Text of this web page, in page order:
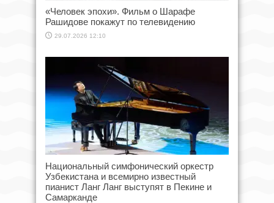
«Человек эпохи». Фильм о Шарафе
Рашидове покажут по телевидению
29.07.2026 12:10
Национальный симфонический оркестр
Узбекистана и всемирно известный
пианист Ланг Ланг выступят в Пекине и
Самарканде